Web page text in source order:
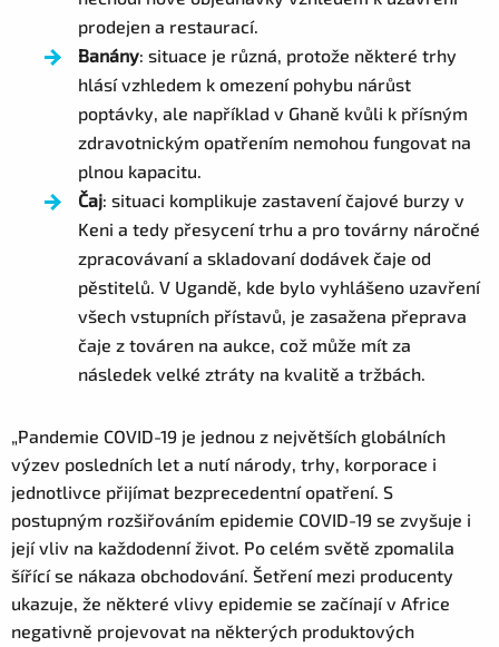
prodejen a restaurací.
Banány: situace je různá, protože některé trhy
hlásí vzhledem k omezení pohybu nárůst
poptávky, ale například v Ghaně kvůli k přísným
zdravotnickým opatřením nemohou fungovat na
plnou kapacitu.
Čaj: situaci komplikuje zastavení čajové burzy v
Keni a tedy přesycení trhu a pro továrny náročné
zpracovávaní a skladovaní dodávek čaje od
pěstitelů. V Ugandě, kde bylo vyhlášeno uzavření
všech vstupních přístavů, je zasažena přeprava
čaje z továren na aukce, což může mít za
následek velké ztráty na kvalitě a tržbách.
„Pandemie COVID-19 je jednou z největších globálních
výzev posledních let a nutí národy, trhy, korporace i
jednotlivce přijímat bezprecedentní opatření. S
postupným rozšiřováním epidemie COVID-19 se zvyšuje i
její vliv na každodenní život. Po celém světě zpomalila
šířící se nákaza obchodování. Šetření mezi producenty
ukazuje, že některé vlivy epidemie se začínají v Africe
negativně projevovat na některých produktových